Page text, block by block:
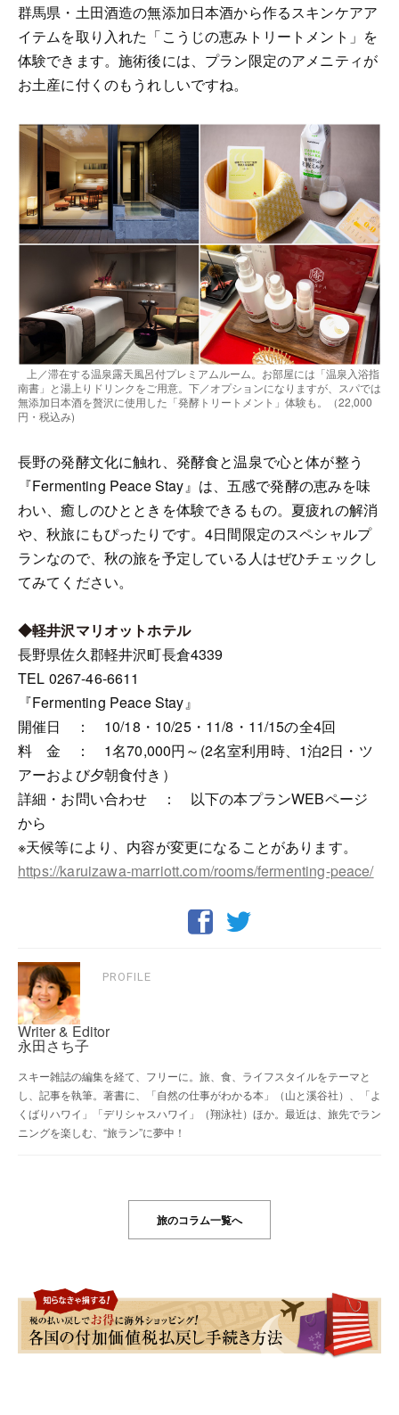
群馬県・土田酒造の無添加日本酒から作るスキンケアア
イテムを取り入れた「こうじの恵みトリートメント」を
体験できます。施術後には、プラン限定のアメニティが
お土産に付くのもうれしいですね。
上／滞在する温泉露天風呂付プレミアムルーム。お部屋には「温泉入浴指
南書」と湯上りドリンクをご用意。下／オプションになりますが、スパでは
無添加日本酒を贅沢に使用した「発酵トリートメント」体験も。（22,000
円・税込み)
長野の発酵文化に触れ、発酵食と温泉で心と体が整う
『Fermenting Peace Stay』は、五感で発酵の恵みを味
わい、癒しのひとときを体験できるもの。夏疲れの解消
や、秋旅にもぴったりです。4日間限定のスペシャルプ
ランなので、秋の旅を予定している人はぜひチェックし
てみてください。
◆軽井沢マリオットホテル
長野県佐久郡軽井沢町長倉4339
TEL 0267-46-6611
『Fermenting Peace Stay』
開催日 ： 10/18・10/25・11/8・11/15の全4回
料 金 ： 1名70,000円～(2名室利用時、1泊2日・ツ
アーおよび夕朝食付き）
詳細・お問い合わせ ： 以下の本プランWEBページ
から
※天候等により、内容が変更になることがあります。
https://karuizawa-marriott.com/rooms/fermenting-peace/
PROFILE
Writer & Editor
永田さち子
スキー雑誌の編集を経て、フリーに。旅、食、ライフスタイルをテーマと
し、記事を執筆。著書に、「自然の仕事がわかる本」（山と溪谷社）、「よ
くばりハワイ」「デリシャスハワイ」（翔泳社）ほか。最近は、旅先でラン
ニングを楽しむ、“旅ラン”に夢中！
旅のコラム一覧へ